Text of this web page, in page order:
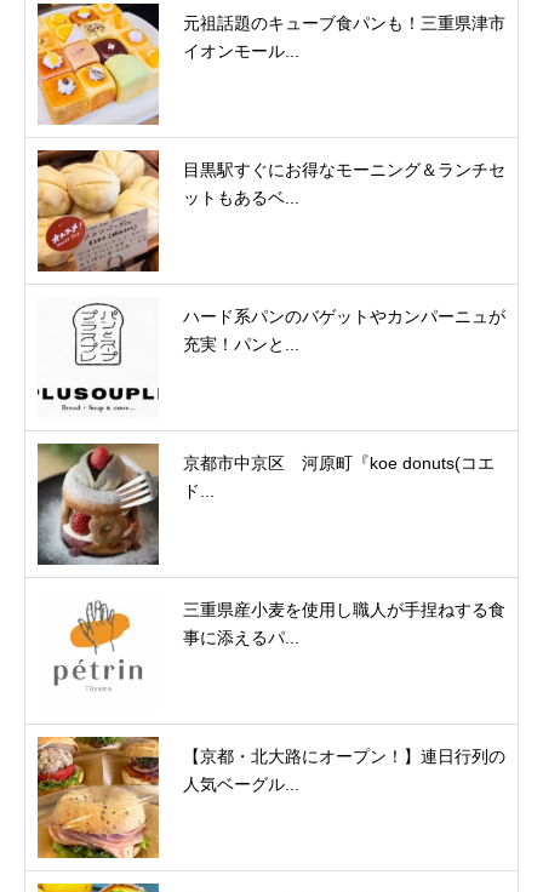
元祖話題のキューブ食パンも！三重県津市
イオンモール...
目黒駅すぐにお得なモーニング＆ランチセ
ットもあるベ...
ハード系パンのバゲットやカンパーニュが
充実！パンと...
京都市中京区 河原町『koe donuts(コエ
ド...
三重県産小麦を使用し職人が手捏ねする食
事に添えるパ...
【京都・北大路にオープン！】連日行列の
人気ベーグル...